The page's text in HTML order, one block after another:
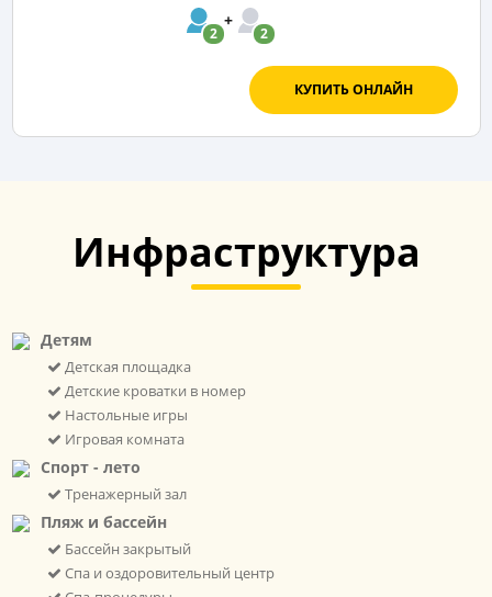
2 2
КУПИТЬ ОНЛАЙН
Инфраструктура
Детям
Детская площадка
Детские кроватки в номер
Настольные игры
Игровая комната
Спорт - лето
Тренажерный зал
Пляж и бассейн
Бассейн закрытый
Спа и оздоровительный центр